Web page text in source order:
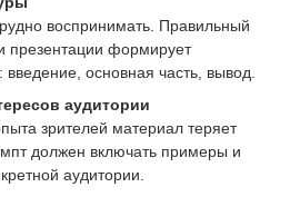
воспринимать. Правильный
презентации формирует
введение, основная часть, вывод.
аудитории
зрителей материал теряет
должен включать примеры и
аудитории.